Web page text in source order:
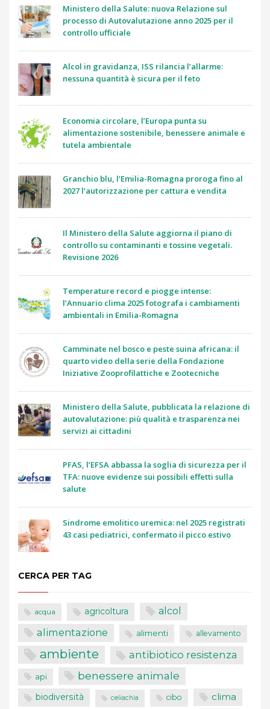
Ministero della Salute: nuova Relazione sul
processo di Autovalutazione anno 2025 per il
controllo ufficiale
Alcol in gravidanza, ISS rilancia l’allarme:
nessuna quantità è sicura per il feto
Economia circolare, l’Europa punta su
alimentazione sostenibile, benessere animale e
tutela ambientale
Granchio blu, l’Emilia-Romagna proroga fino al
2027 l’autorizzazione per cattura e vendita
Il Ministero della Salute aggiorna il piano di
controllo su contaminanti e tossine vegetali.
Revisione 2026
Temperature record e piogge intense:
l’Annuario clima 2025 fotografa i cambiamenti
ambientali in Emilia-Romagna
Camminate nel bosco e peste suina africana: il
quarto video della serie della Fondazione
Iniziative Zooprofilattiche e Zootecniche
Ministero della Salute, pubblicata la relazione di
autovalutazione: più qualità e trasparenza nei
servizi ai cittadini
PFAS, l’EFSA abbassa la soglia di sicurezza per il
TFA: nuove evidenze sui possibili effetti sulla
salute
Sindrome emolitico uremica: nel 2025 registrati
43 casi pediatrici, confermato il picco estivo
CERCA PER TAG
acqua agricoltura alcol
alimentazione alimenti allevamento
ambiente antibiotico resistenza
api benessere animale
biodiversità celiachia cibo clima